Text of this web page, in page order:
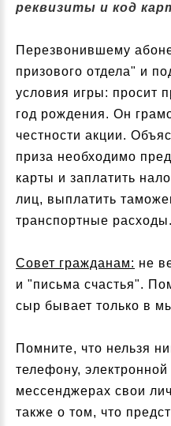
реквизиты и код
Перезвонившему
призового отдела" и
условия игры: просит
год рождения. Он
честности акции.
приза необходимо
карты и заплатить
лиц, выплатить
транспортные расходы.
Совет гражданам: не
и "письма счастья".
сыр бывает только в
Помните, что нельзя
телефону,
мессенджерах свои
также о том, что